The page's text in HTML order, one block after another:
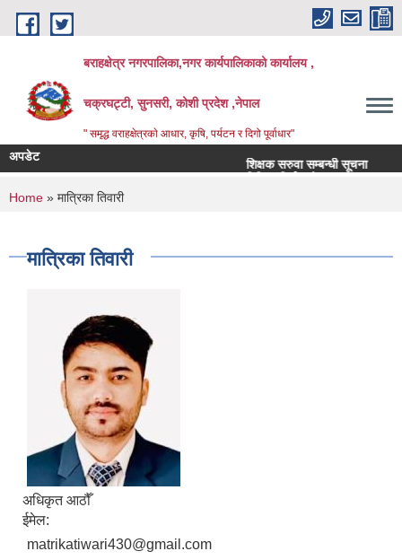
Skip to main content
बराहक्षेत्र नगरपालिका,नगर कार्यपालिकाको कार्यालय ,
चक्रघट्टी, सुनसरी, कोशी प्रदेश ,नेपाल
" समृद्ध वराहक्षेत्रकाे आधार, कृषि, पर्यटन र दिगो पूर्वाधार"
अपडेट
शिक्षक सरुवा सम्बन्धी सूचना
You are here
Home » मात्रिका तिवारी
मात्रिका तिवारी
अधिकृत आठौँ
ईमेल:
matrikatiwari430@gmail.com